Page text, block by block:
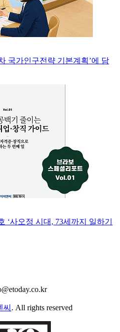
국가인구전략 기본계획’에 담
‘사오정 시대, 73세까지 일하기
씨 . All rights reserved